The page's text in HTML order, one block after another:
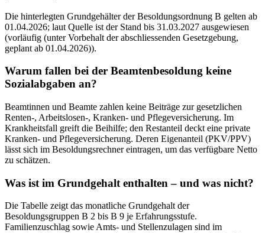
Die hinterlegten Grundgehälter der Besoldungsordnung B gelten ab
01.04.2026; laut Quelle ist der Stand bis 31.03.2027 ausgewiesen
(vorläufig (unter Vorbehalt der abschliessenden Gesetzgebung,
geplant ab 01.04.2026)).
Warum fallen bei der Beamtenbesoldung keine
Sozialabgaben an?
Beamtinnen und Beamte zahlen keine Beiträge zur gesetzlichen
Renten-, Arbeitslosen-, Kranken- und Pflegeversicherung. Im
Krankheitsfall greift die Beihilfe; den Restanteil deckt eine private
Kranken- und Pflegeversicherung. Deren Eigenanteil (PKV/PPV)
lässt sich im Besoldungsrechner eintragen, um das verfügbare Netto
zu schätzen.
Was ist im Grundgehalt enthalten – und was nicht?
Die Tabelle zeigt das monatliche Grundgehalt der
Besoldungsgruppen B 2 bis B 9 je Erfahrungsstufe.
Familienzuschlag sowie Amts- und Stellenzulagen sind im